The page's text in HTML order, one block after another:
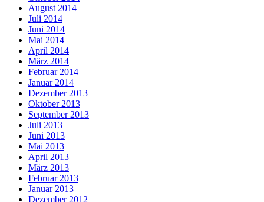
August 2014
Juli 2014
Juni 2014
Mai 2014
April 2014
März 2014
Februar 2014
Januar 2014
Dezember 2013
Oktober 2013
September 2013
Juli 2013
Juni 2013
Mai 2013
April 2013
März 2013
Februar 2013
Januar 2013
Dezember 2012